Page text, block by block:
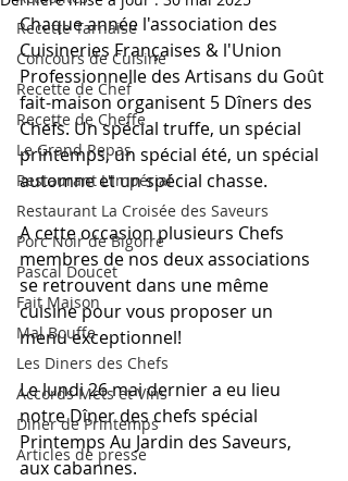
Recette Tarnaise
Concours de Cuisine
Recette de Chef
Recette de Cheffe
Le Grand Repas
Restaurant L'Impérial
Restaurant La Croisée des Saveurs
Porc Noir de Bigorre
Pascal Doucet
Fait Maison
Mal Bouffe
Les Diners des Chefs
Accords Mets et Vins
Diner de Printemps
Articles de presse
Chaque année l'association des
Cuisineries Françaises & l'Union
Professionnelle des Artisans du Goût
fait-maison organisent 5 Dîners des
Chefs. Un spécial truffe, un spécial
printemps, un spécial été, un spécial
automne et un spécial chasse.
A cette occasion plusieurs Chefs
membres de nos deux associations
se retrouvent dans une même
cuisine pour vous proposer un
menu exceptionnel!
Le lundi 26 mai dernier a eu lieu
notre Dîner des chefs spécial
Printemps Au Jardin des Saveurs,
aux cabannes.